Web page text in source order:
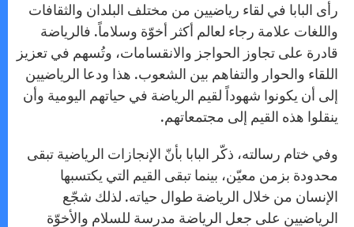
رأى البابا في لقاء رياضيين من مختلف البلدان والثقافات
واللغات علامة رجاء لعالم أكثر أخوّة وسلاماً. فالرياضة
قادرة على تجاوز الحواجز والانقسامات، وتُسهم في تعزيز
اللقاء والحوار والتفاهم بين الشعوب. هذا ودعا الرياضيين
إلى أن يكونوا شهوداً لقيم الرياضة في حياتهم اليومية وأن
ينقلوا هذه القيم إلى مجتمعاتهم.
وفي ختام رسالته، ذكّر البابا بأنّ الإنجازات الرياضية تبقى
محدودة بزمن معيّن، بينما تبقى القيم التي يكتسبها
الإنسان من خلال الرياضة طوال حياته. لذلك شجّع
الرياضيين على جعل الرياضة مدرسة للسلام والأخوّة